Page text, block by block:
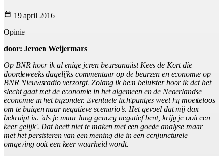
19 april 2016
Opinie
door: Jeroen Weijermars
Op BNR hoor ik al enige jaren beursanalist Kees de Kort die
doordeweeks dagelijks commentaar op de beurzen en economie op
BNR Nieuwsradio verzorgt. Zolang ik hem beluister hoor ik dat het
slecht gaat met de economie in het algemeen en de Nederlandse
economie in het bijzonder. Eventuele lichtpuntjes weet hij moeiteloos
om te buigen naar negatieve scenario’s. Het gevoel dat mij dan
bekruipt is: 'als je maar lang genoeg negatief bent, krijg je ooit een
keer gelijk'. Dat heeft niet te maken met een goede analyse maar
met het persisteren van een mening die in een conjuncturele
omgeving ooit een keer waarheid wordt.